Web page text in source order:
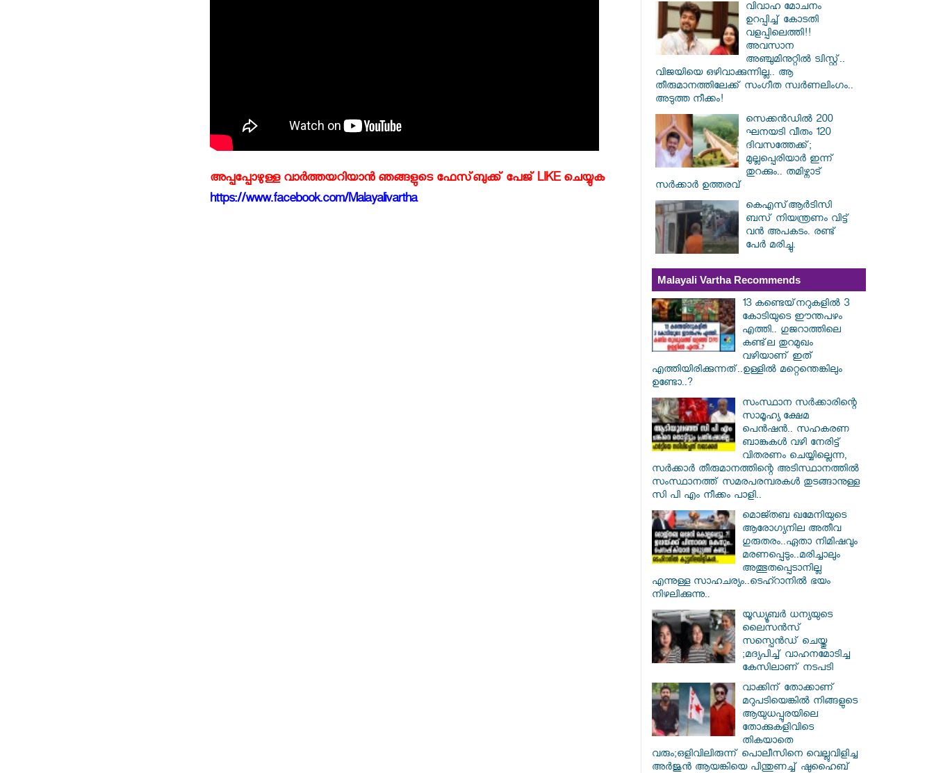
അപ്പപ്പോഴുള്ള വാര്‍ത്തയറിയാന്‍ ഞങ്ങളുടെ ഫേസ്‌ബുക്ക്‌ പേജ് LIKE ചെയ്യുക
https://www.facebook.com/Malayalivartha
വിവാഹ മോചനം
ഉറപ്പിച്ച് കോടതി
വളപ്പിലെത്തി!!
അവസാന
അഞ്ചുമിനുറ്റിൽ ട്വിസ്റ്റ്..
വിജയിയെ ഒഴിവാക്കുന്നില്ല.. ആ
തീരുമാനത്തിലേക്ക് സംഗീത സ്വർണലിംഗം..
അടുത്ത നീക്കം!
സെക്കൻഡിൽ 200
ഘനയടി വീതം 120
ദിവസത്തേക്ക്;
മുല്ലപ്പെരിയാർ ഇന്ന്
തുറക്കും.. തമിഴ്നാട്
സർക്കാർ ഉത്തരവ്
കെഎസ്ആര്‍ടിസി
ബസ് നിയന്ത്രണം വിട്ട്
വൻ അപകടം. രണ്ട്
പേർ മരിച്ചു.
Malayali Vartha Recommends
13 കണ്ടെയ്‌നറുകളിൽ 3
കോടിയുടെ ഈന്തപഴം
എത്തി.. ഗുജറാത്തിലെ
കണ്ട്‌ല തുറമുഖം
വഴിയാണ് ഇത്
എത്തിയിരിക്കുന്നത്..ഉള്ളിൽ മറ്റെന്തെങ്കിലും
ഉണ്ടോ..?
സംസ്ഥാന സർ‌ക്കാരിന്റെ
സാമൂഹ്യ ക്ഷേമ
പെൻഷൻ.. സഹകരണ
ബാങ്കുകൾ വഴി നേരിട്ട്
വിതരണം ചെയ്യില്ലെന്ന,
സർക്കാർ തീരുമാനത്തിന്റെ അടിസ്ഥാനത്തിൽ
സംസ്ഥാനത്ത് സമരപരമ്പരകൾ തുടങ്ങാനുള്ള
സി പി എം നീക്കം പാളി..
മൊജ്തബ ഖമേനിയുടെ
ആരോഗ്യനില അതീവ
ഗുരുതരം..ഏതാ നിമിഷവും
മരണപ്പെടും..മരിച്ചാലും
അത്ഭുതപ്പെടാനില്ല
എന്നുള്ള സാഹചര്യം..ടെഹ്റാനിൽ ഭയം
നിഴലിക്കുന്നു..
യൂഡ്യൂബർ ധന്യയുടെ
ലൈസൻസ്
സസ്പെൻഡ് ചെയ്തു
;മദ്യപിച്ച് വാഹനമോടിച്ച
കേസിലാണ് നടപടി
വാക്കിന് തോക്കാണ്
മറുപടിയെങ്കിൽ നിങ്ങളുടെ
ആയുധപ്പുരയിലെ
തോക്കുകളിവിടെ
തികയാതെ
വരും;ഒളിവിലിരുന്ന് പൊലീസിനെ വെല്ലുവിളിച്ച
അർജുൻ ആയങ്കിയെ പിന്തുണച്ച് ഷുഹൈബ്